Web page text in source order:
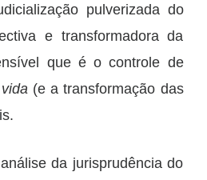
pulverizada do
e transformadora da
que é o controle de
vida (e a transformação das
da jurisprudência do